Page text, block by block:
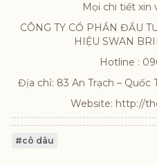
Mọi chi tiết xin
CÔNG TY CỔ PHẦN ĐẦU
HIỆU SWAN
Hotline :
Địa chỉ: 83 An Trạch – Quốc
Website: http://
#cô dâu